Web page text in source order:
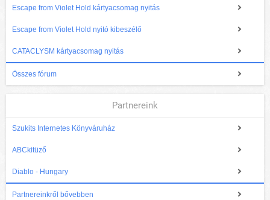
Escape from Violet Hold kártyacsomag nyitás
Escape from Violet Hold nyitó kibeszélő
CATACLYSM kártyacsomag nyitás
Összes fórum
Partnereink
Szukits Internetes Könyváruház
ABCkitüző
Diablo - Hungary
Partnereinkről bővebben